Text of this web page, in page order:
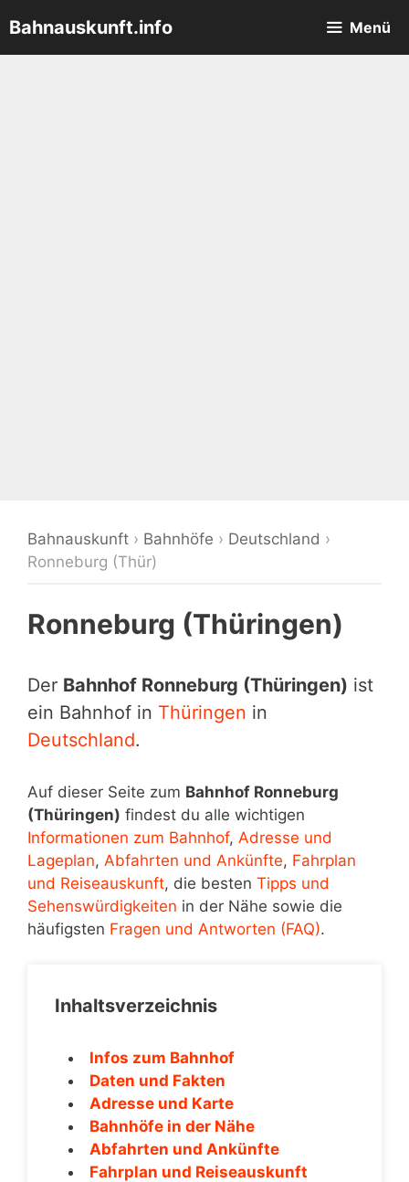
Inhalt
springen
Bahnauskunft.info Menü
Bahnauskunft › Bahnhöfe › Deutschland ›
Ronneburg (Thür)
Ronneburg (Thüringen)
Der Bahnhof Ronneburg (Thüringen) ist
ein Bahnhof in Thüringen in
Deutschland.
Auf dieser Seite zum Bahnhof Ronneburg
(Thüringen) findest du alle wichtigen
Informationen zum Bahnhof, Adresse und
Lageplan, Abfahrten und Ankünfte, Fahrplan
und Reiseauskunft, die besten Tipps und
Sehenswürdigkeiten in der Nähe sowie die
häufigsten Fragen und Antworten (FAQ).
Inhaltsverzeichnis
Infos zum Bahnhof
Daten und Fakten
Adresse und Karte
Bahnhöfe in der Nähe
Abfahrten und Ankünfte
Fahrplan und Reiseauskunft